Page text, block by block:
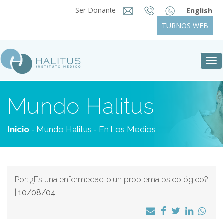
Ser Donante
English
TURNOS WEB
Mundo Halitus
Inicio - Mundo Halitus - En Los Medios
Por: ¿Es una enfermedad o un problema psicológico?
10/08/04